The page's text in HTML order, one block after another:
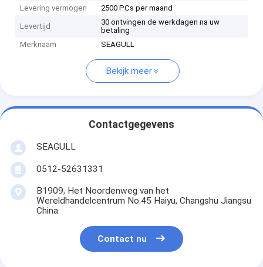
Levering vermogen
2500 PCs per maand
Levertijd
30 ontvingen de werkdagen na uw
betaling
Merknaam
SEAGULL
Bekijk meer
Contactgegevens
SEAGULL
0512-52631331
B1909, Het Noordenweg van het
Wereldhandelcentrum No.45 Haiyu, Changshu Jiangsu
China
Contact nu